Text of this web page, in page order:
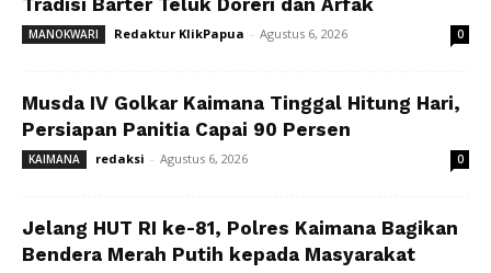
MANOKWARI Redaktur KlikPapua - Agustus 6, 2026 0
Musda IV Golkar Kaimana Tinggal Hitung Hari,
Persiapan Panitia Capai 90 Persen
KAIMANA redaksi - Agustus 6, 2026 0
Jelang HUT RI ke-81, Polres Kaimana Bagikan
Bendera Merah Putih kepada Masyarakat